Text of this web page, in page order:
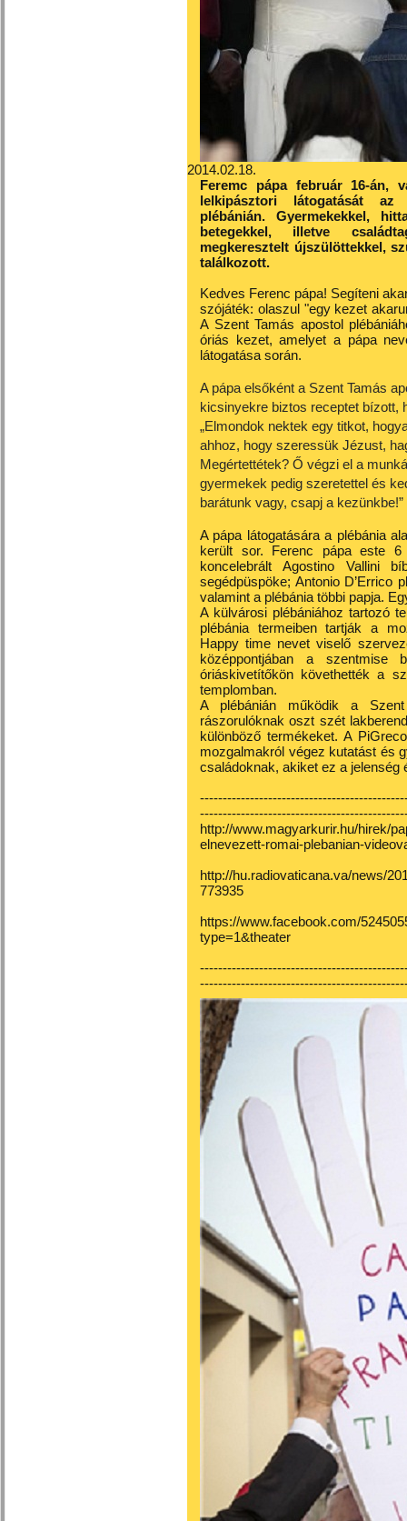
2014.02.18.
Feremc pápa február 16-án,
lelkipásztori látogatását az
plébánián. Gyermekekkel,
betegekkel, illetve
megkeresztelt újszülöttekkel,
találkozott.
Kedves Ferenc pápa! Segíteni
szójáték: olaszul "egy kezet
A Szent Tamás apostol
óriás kezet, amelyet a pápa
látogatása során.
A pápa elsőként a Szent Tamás
kicsinyekre biztos receptet bízott,
„Elmondok nektek egy titkot,
ahhoz, hogy szeressük Jézust,
Megértettétek? Ő végzi el a
gyermekek pedig szeretettel és
barátunk vagy, csapj a kezünkbe!”
A pápa látogatására a plébánia
került sor. Ferenc pápa este 6
koncelebrált Agostino Vallini
segédpüspöke; Antonio D’Errico
valamint a plébánia többi papja.
A külvárosi plébániához tartozó
plébánia termeiben tartják a
Happy time nevet viselő
középpontjában a szentmise
óriáskivetítőkön követhették a
templomban.
A plébánián működik a
rászorulóknak oszt szét
különböző termékeket. A
mozgalmakról végez kutatást és
családoknak, akiket ez a jelenség
http://www.magyarkurir.hu/hirek/
elnevezett-romai-plebanian-
http://hu.radiovaticana.va/news/
773935
https://www.facebook.com/
type=1&theater